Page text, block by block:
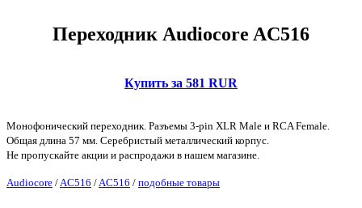
Переходник Audiocore AC516
Купить за 581 RUR
Монофонический переходник. Разъемы 3-pin XLR Male и RCA Female.
Общая длина 57 мм. Серебристый металлический корпус.
Не пропускайте акции и распродажи в нашем магазине.
Audiocore / AC516 / AC516 / подобные товары